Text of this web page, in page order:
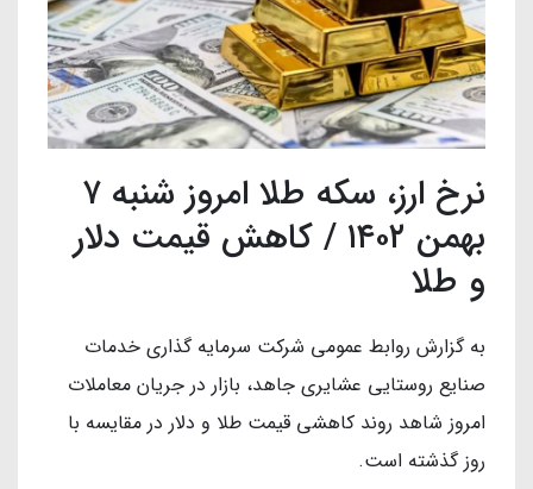
نرخ ارز، سکه طلا امروز شنبه ۷
بهمن ۱۴۰۲ / کاهش قیمت دلار
و طلا
به گزارش روابط عمومی شرکت سرمایه گذاری خدمات
صنایع روستایی عشایری جاهد، بازار در جریان معاملات
امروز شاهد روند کاهشی قیمت طلا و دلار در مقایسه با
روز گذشته است.